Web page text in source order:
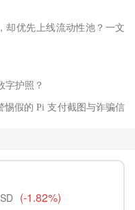
却优先上线流动性池？一文
字护照？
惕假的 Pi 支付截图与诈骗信
(-1.82%)